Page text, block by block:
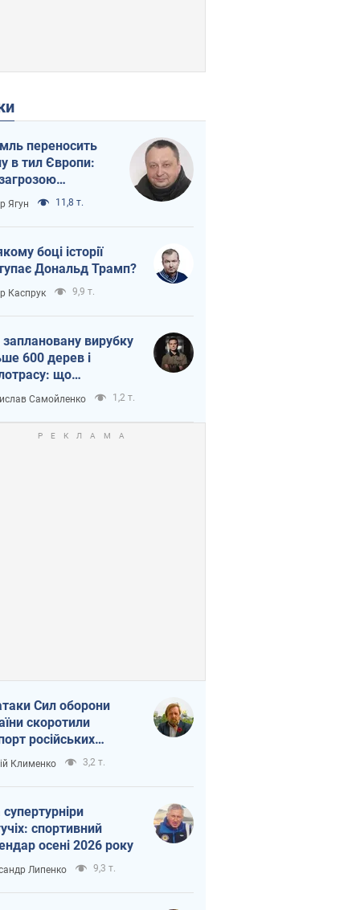
переносить
в тил Європи:
логістика
Ягун 11,8 т.
боці історії
Дональд Трамп?
Каспрук 9,9 т.
вирубку
600 дерев і
що
на Теремках
Самойленко 1,2 т.
Сил оборони
скоротили
російських
Клименко 3,2 т.
спортивний
осені 2026 року
Липенко 9,3 т.